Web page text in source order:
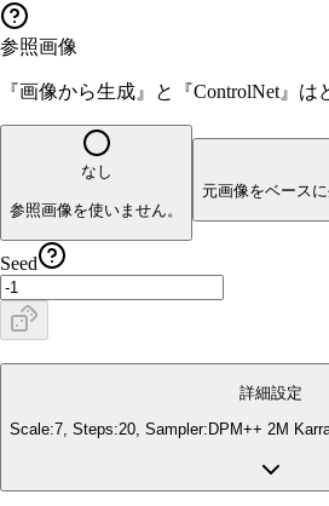
参照画像
『画像から生成』と『ControlNet』
なし
参照画像を使いません。
元画像をベース
Seed
詳細設定
Scale:7, Steps:20, Sampler: DPM++ 2M